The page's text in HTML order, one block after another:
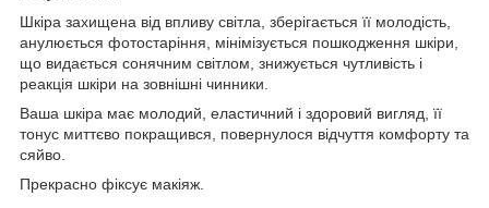
Шкіра захищена від впливу світла, зберігається її молодість,
анулюється фотостаріння, мінімізується пошкодження шкіри,
що видається сонячним світлом, знижується чутливість і
реакція шкіри на зовнішні чинники.
Ваша шкіра має молодий, еластичний і здоровий вигляд, її
тонус миттєво покращився, повернулося відчуття комфорту та
сяйво.
Прекрасно фіксує макіяж.